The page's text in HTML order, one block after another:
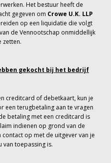
Het bestuur heeft de
gegeven om Crowe U.K. LLP
op een liquidatie die volgt
de Vennootschap onmiddellijk
zetten.
gekocht bij het bedrijf
creditcard of debetkaart, kun je
een terugbetaling aan te vragen
betaling met een creditcard is
indienen op grond van de
op met de uitgever van je
van toepassing is.